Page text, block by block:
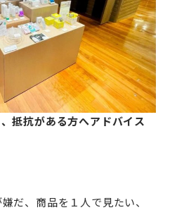
抵抗がある方へアドバイス
だ、商品を１人で見たい、